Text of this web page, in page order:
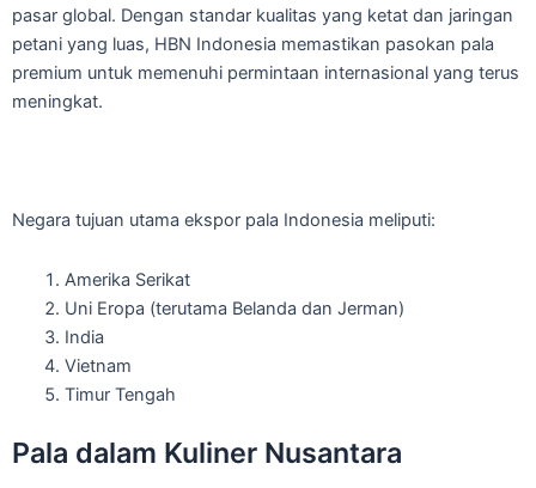
pasar global. Dengan standar kualitas yang ketat dan jaringan
petani yang luas, HBN Indonesia memastikan pasokan pala
premium untuk memenuhi permintaan internasional yang terus
meningkat.
Negara tujuan utama ekspor pala Indonesia meliputi:
Amerika Serikat
Uni Eropa (terutama Belanda dan Jerman)
India
Vietnam
Timur Tengah
Pala dalam Kuliner Nusantara